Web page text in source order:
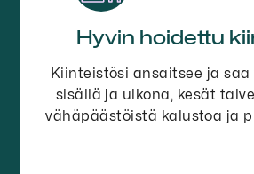
Hyvin hoidettu
Kiinteistösi ansaitsee ja
sisällä ja ulkona, kesät
vähäpäästöistä kalustoa ja